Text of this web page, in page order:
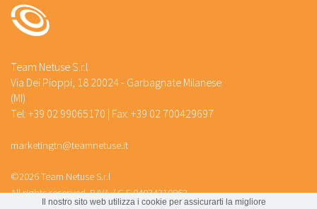
Team Netuse S.r.l
Via Dei Pioppi, 18 20024 - Garbagnate Milanese
(MI)
Tel: +39 02 99065170 | Fax: +39 02 700429697
marketingtn@teamnetuse.it
©2026 Team Netuse S.r.l
All rights reserved. P.IVA / C.F 04034310963
Il nostro sito web utilizza i cookie per assicurarti la migliore